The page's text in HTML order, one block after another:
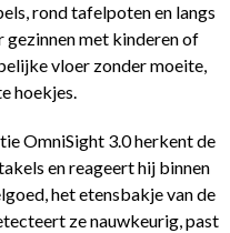
rond tafelpoten en langs
gezinnen met kinderen of
vloer zonder moeite,
hoekjes.
OmniSight 3.0 herkent de
en reageert hij binnen
het etensbakje van de
ze nauwkeurig, past